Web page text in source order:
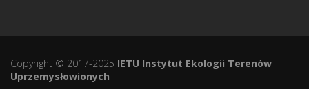
Copyright © 2017-2025 IETU Instytut Ekologii Terenów
Uprzemysłowionych